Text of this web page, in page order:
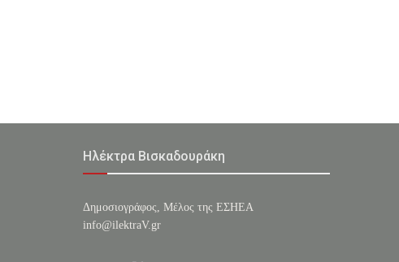
Ηλέκτρα Βισκαδουράκη
Δημοσιογράφος, Μέλος της ΕΣHΕΑ
info@ilektraV.gr